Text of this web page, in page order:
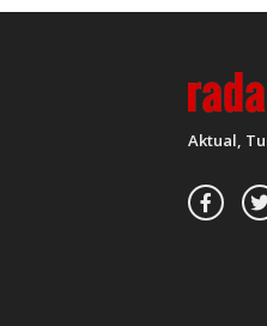
Aktual,